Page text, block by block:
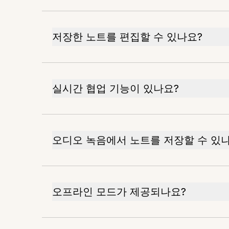
저장한 노트를 편집할 수 있나요?
실시간 협업 기능이 있나요?
오디오 녹음에서 노트를 저장할 수 있
오프라인 모드가 제공되나요?